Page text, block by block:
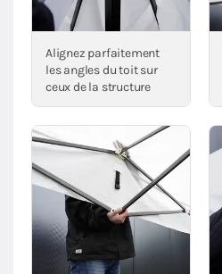
Alignez parfaitement
les angles du toit sur
ceux de la structure